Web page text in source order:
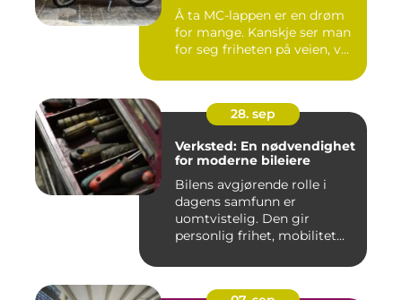
Å ta MC-lappen er en drøm
for mange. Kanskje ser man
for seg friheten på veien, v...
28. sep
Verksted: En nødvendighet
for moderne bileiere
Bilens avgjørende rolle i
dagens samfunn er
uomtvistelig. Den gir
personlig frihet, mobilitet...